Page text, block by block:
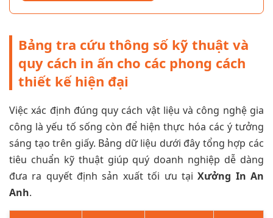
Bảng tra cứu thông số kỹ thuật và
quy cách in ấn cho các phong cách
thiết kế hiện đại
Việc xác định đúng quy cách vật liệu và công nghệ gia
công là yếu tố sống còn để hiện thực hóa các ý tưởng
sáng tạo trên giấy. Bảng dữ liệu dưới đây tổng hợp các
tiêu chuẩn kỹ thuật giúp quý doanh nghiệp dễ dàng
đưa ra quyết định sản xuất tối ưu tạiXưởng In An
Anh.